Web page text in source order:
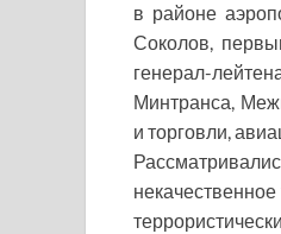
в районе
Соколов,
генерал-
Минтранса,
и торговли,